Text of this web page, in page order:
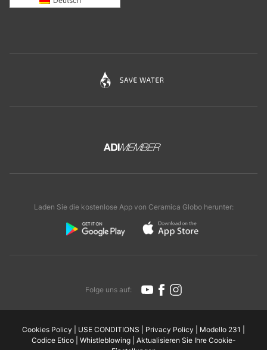
Laden Sie die kostenlose App von Ceramica Globo herunter:
Folge uns auf:
Cookies Policy USE CONDITIONS Privacy Policy Modello 231
Codice Etico| Whistleblowing| Aktualisieren Sie Ihre Cookie-